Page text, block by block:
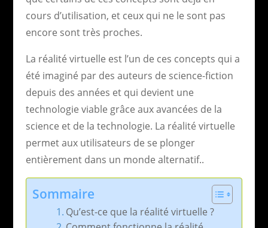
cours d’utilisation, et ceux qui ne le sont pas
encore sont très proches.
La réalité virtuelle est l’un de ces concepts qui a
été imaginé par des auteurs de science-fiction
depuis des années et qui devient une
technologie viable grâce aux avancées de la
science et de la technologie. La réalité virtuelle
permet aux utilisateurs de se plonger
entièrement dans un monde alternatif..
Sommaire
Qu’est-ce que la réalité virtuelle ?